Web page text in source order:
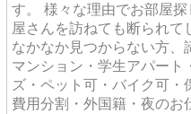
す。 様々な理由でお部屋
屋さんを訪ねても断られ
なかなか見つからない方、
マンション・学生アパート
ズ・ペット可・バイク可・
費用分割・外国籍・夜のお